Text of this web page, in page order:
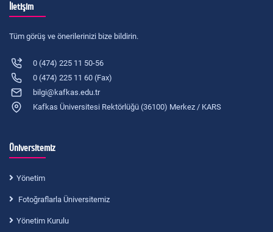
İletişim
Tüm görüş ve önerilerinizi bize bildirin.
0 (474) 225 11 50-56
0 (474) 225 11 60 (Fax)
bilgi@kafkas.edu.tr
Kafkas Üniversitesi Rektörlüğü (36100) Merkez / KARS
Üniversitemiz
Yönetim
Fotoğraflarla Üniversitemiz
Yönetim Kurulu